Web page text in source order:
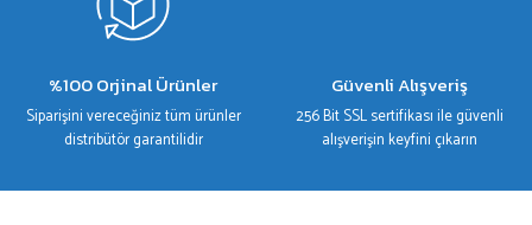
%100 Orjinal Ürünler
Siparişini vereceğiniz tüm ürünler
distribütör garantilidir
Güvenli Alışveriş
256 Bit SSL sertifikası ile güvenli
alışverişin keyfini çıkarın